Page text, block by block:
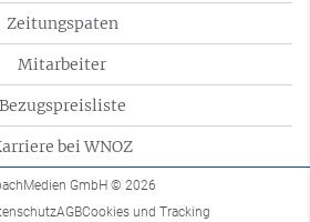
Zeitungspaten
Mitarbeiter
Bezugspreisliste
bei WNOZ
GmbH © 2026
AGBCookies und Tracking